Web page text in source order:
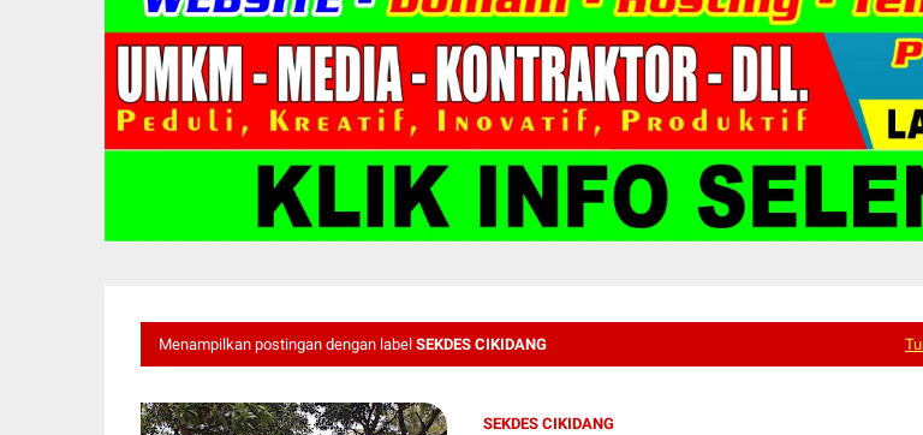
Menampilkan postingan dengan label SEKDES CIKIDANG
SEKDES CIKIDANG